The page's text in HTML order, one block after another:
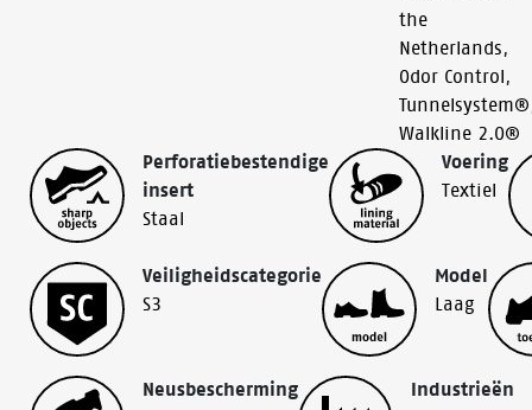
the
Netherlands,
Odor Control,
Tunnelsystem®
Walkline 2.0®
Perforatiebestendige
insert
Staal
Voering
Textiel
Veiligheidscategorie
S3
Model
Laag
Neusbescherming
Industrieën